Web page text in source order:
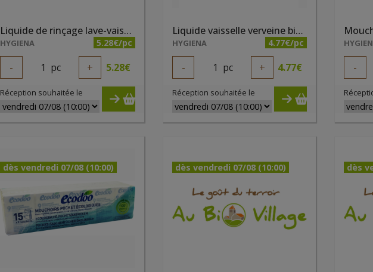
Liquide de rinçage lave-vaiselle 500 ml Ecodoo
HYGIENA 5.28€/pc
- 1 pc + 5.28€
Réception souhaitée le
Liquide vaisselle verveine bio 1l Ecodoo
HYGIENA 4.77€/pc
- 1 pc + 4.77€
Réception souhaitée le
-
dès vendredi 07/08 (10:00) dès vendredi 07/08 (10:00) dès